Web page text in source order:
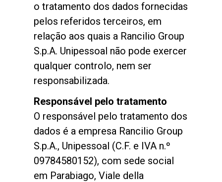
o tratamento dos dados fornecidas
pelos referidos terceiros, em
relação aos quais a Rancilio Group
S.p.A. Unipessoal não pode exercer
qualquer controlo, nem ser
responsabilizada.
Responsável pelo tratamento
O responsável pelo tratamento dos
dados é a empresa Rancilio Group
S.p.A., Unipessoal (C.F. e IVA n.º
09784580152), com sede social
em Parabiago, Viale della